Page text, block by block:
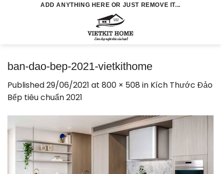
ADD ANYTHING HERE OR JUST REMOVE IT...
ban-dao-bep-2021-vietkithome
Published29/06/2021 at 800 × 508 in Kích Thước Đảo
Bếp tiêu chuẩn 2021